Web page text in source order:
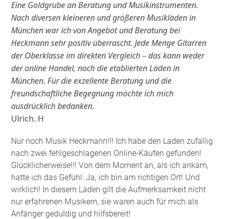
Eine Goldgrube an Beratung und Musikinstrumenten.
Nach diversen kleineren und größeren Musikläden in
München war ich von Angebot und Beratung bei
Heckmann sehr positiv überrascht. Jede Menge Gitarren
der Oberklasse im direkten Vergleich – das kann weder
der online Handel, noch die etablierten Läden in
München. Für die exzellente Beratung und die
freundschaftliche Begegnung möchte ich mich
ausdrücklich bedanken.
Ulrich. H
Nur noch Musik Heckmann!!! Ich habe den Laden zufällig
nach zwei fehlgeschlagenen Online-Käufen gefunden!
Glücklicherweise!!! Von dem Moment an, als ich ankam,
hatte ich das Gefühl: Ja, ich bin am richtigen Ort! Und
wirklich! In diesem Laden gilt die Aufmerksamkeit nicht
nur erfahrenen Musikern, sie waren auch für mich als
Anfänger geduldig und hilfsbereit!